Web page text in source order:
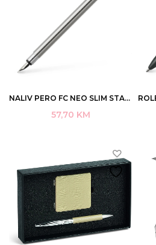
NALIV PERO FC NEO SLIM STAINLESS STEEL SHINY M ART.342000
57,70 KM